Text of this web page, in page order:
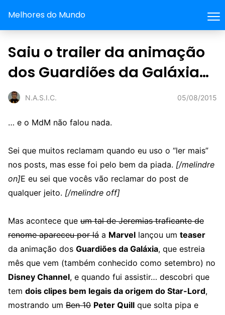
Melhores do Mundo
Saiu o trailer da animação
dos Guardiões da Galáxia…
N.A.S.I.C. 05/08/2015
… e o MdM não falou nada.
Sei que muitos reclamam quando eu uso o “ler mais”
nos posts, mas esse foi pelo bem da piada. [/melindre
on]E eu sei que vocês vão reclamar do post de
qualquer jeito. [/melindre off]
Mas acontece que um tal de Jeremias traficante de
renome apareceu por lá a Marvel lançou um teaser
da animação dos Guardiões da Galáxia, que estreia
mês que vem (também conhecido como setembro) no
Disney Channel, e quando fui assistir… descobri que
tem dois clipes bem legais da origem do Star-Lord,
mostrando um Ben 10 Peter Quill que solta pipa e